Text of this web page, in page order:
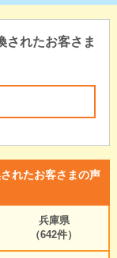
されたお客さま
れたお客さまの声
兵庫県
（642件）